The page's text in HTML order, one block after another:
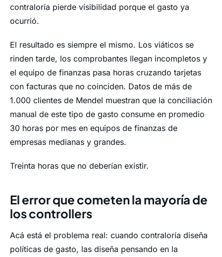
contraloría pierde visibilidad porque el gasto ya
ocurrió.
El resultado es siempre el mismo. Los viáticos se
rinden tarde, los comprobantes llegan incompletos y
el equipo de finanzas pasa horas cruzando tarjetas
con facturas que no coinciden. Datos de más de
1.000 clientes de Mendel muestran que la conciliación
manual de este tipo de gasto consume en promedio
30 horas por mes en equipos de finanzas de
empresas medianas y grandes.
Treinta horas que no deberían existir.
El error que cometen la mayoría de
los controllers
Acá está el problema real: cuando contraloría diseña
políticas de gasto, las diseña pensando en la